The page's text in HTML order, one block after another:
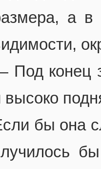
а в
Под конец
высоко
бы она